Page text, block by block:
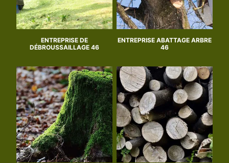
ENTREPRISE DE
DÉBROUSSAILLAGE 46
ENTREPRISE ABATTAGE ARBRE
46